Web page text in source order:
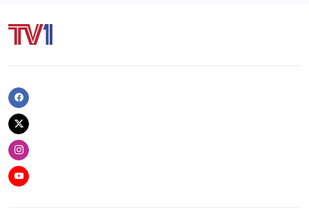
Facebook
Twitter
Instagram
Youtube